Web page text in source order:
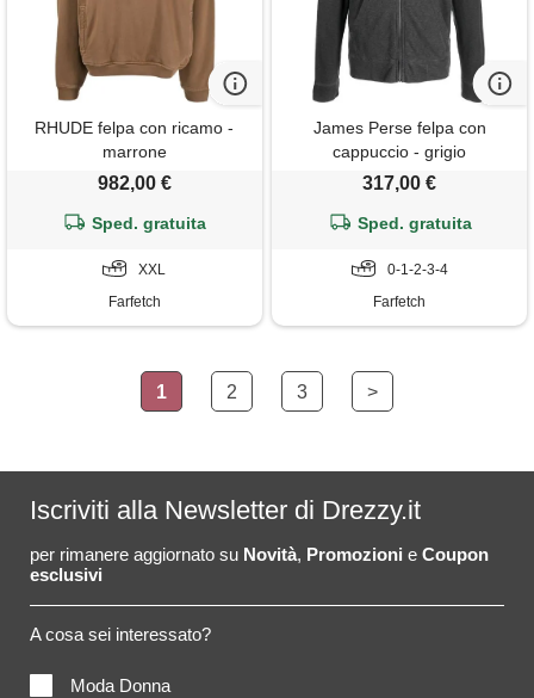
RHUDE felpa con ricamo -
marrone
982,00 €
Sped. gratuita
XXL
Farfetch
James Perse felpa con
cappuccio - grigio
317,00 €
Sped. gratuita
0-1-2-3-4
Farfetch
1 2 3 >
Iscriviti alla Newsletter di Drezzy.it
per rimanere aggiornato su Novità, Promozioni e Coupon
esclusivi
A cosa sei interessato?
Moda Donna